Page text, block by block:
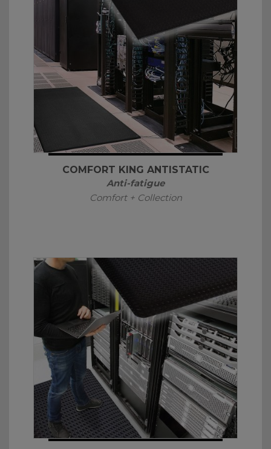
COMFORT KING ANTISTATIC
Anti-fatigue
Comfort + Collection